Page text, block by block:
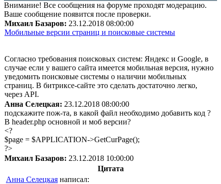
Внимание! Все сообщения на форуме проходят модерацию.
Ваше сообщение появится после проверки.
Михаил Базаров: 23.12.2018 08:00:00
Мобильные версии страниц и поисковые системы
Согласно требования поисковых систем: Яндекс и Google, в
случае если у вашего сайта имеется мобильная версия, нужно
уведомить поисковые системы о наличии мобильных
страниц. В битриксе-сайте это сделать достаточно легко,
через API.
Анна Селецкая: 23.12.2018 08:00:00
подскажите пож-та, в какой файл необходимо добавить код ?
В header.php основной и моб версии?
<?
$page = $APPLICATION->GetCurPage();
?>
Михаил Базаров: 23.12.2018 10:00:00
Цитата
Анна Селецкая написал: